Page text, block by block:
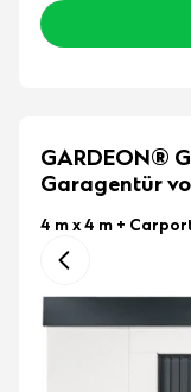
GARDEON®
Garagentür
4 m x 4 m +